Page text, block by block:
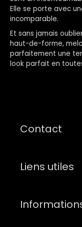
Elle se porte avec
incomparable.
Et sans jamais
haut-de-forme,
parfaitement une
look parfait en
Contact
Liens utiles